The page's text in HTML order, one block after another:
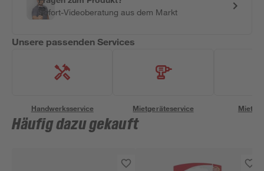
Sofort-Videoberatung aus dem Markt
Unsere passenden Services
Handwerksservice Mietgeräteservice
Häufig dazu gekauft